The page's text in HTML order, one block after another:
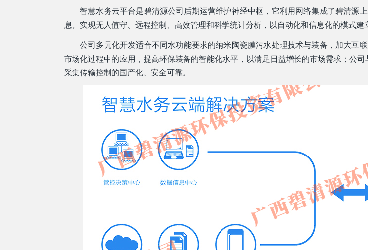
智慧水务云平台是碧清源公司后期运营维护神经中枢，它利用网络集成了碧清源
息。实现无人值守、远程控制、高效管理和科学统计分析，以自动化和信息化的模式
公司多元化开发适合不同水功能要求的纳米陶瓷膜污水处理技术与装备，加大互
市场化过程中的应用，提高环保装备的智能化水平，以满足日益增长的市场需求；公
采集传输控制的国产化、安全可靠。